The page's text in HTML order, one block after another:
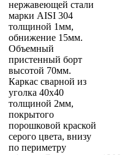
нержавеющей стали
марки AISI 304
толщиной 1мм,
обнижение 15мм.
Объемный
пристенный борт
высотой 70мм.
Каркас сварной из
уголка 40х40
толщиной 2мм,
покрытого
порошковой краской
серого цвета, внизу
по периметру